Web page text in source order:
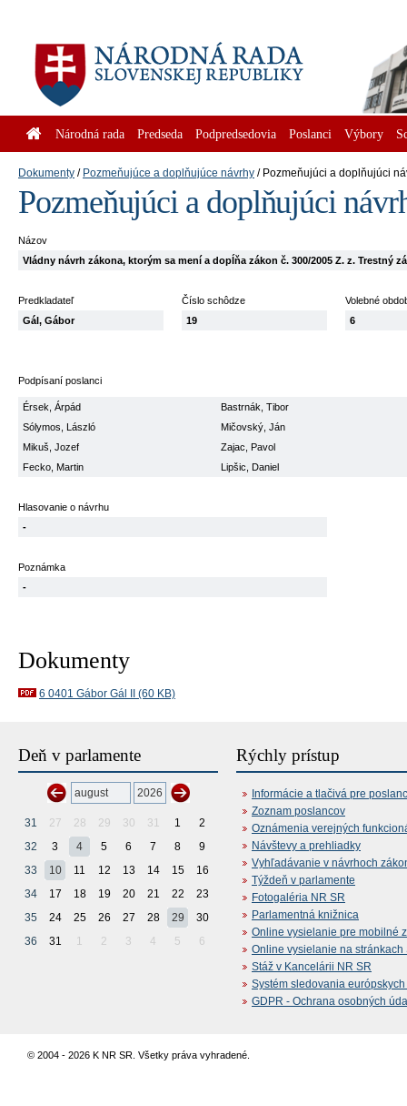
Národná rada Predseda Podpredsedovia Poslanci Výbory
Dokumenty Pozmeňujúce a doplňujúce návrhy Pozmeňujúci a doplňujúci
Pozmeňujúci a doplňujúci
Názov
Vládny návrh zákona, ktorým sa mení a dopĺňa zákon č. 300/2005 Z. z.
Predkladateľ
Gál, Gábor
Číslo schôdze
19
Volebné
6
Podpísaní poslanci
Érsek, Árpád
Bastrnák, Tibor
Sólymos, László
Mičovský, Ján
Mikuš, Jozef
Zajac, Pavol
Fecko, Martin
Lipšic, Daniel
Hlasovanie o návrhu
-
Poznámka
-
Dokumenty
6 0401 Gábor Gál II (60 KB)
Deň v parlamente
31 27 28 29 30 31 1
2
32
3 4 5 6 7 8
9
33
10 11 12 13 14 15
16
34
17 18 19 20 21 22
23
35
24 25 26 27 28 29
30
36
31 1 2 3 4 5 6
Rýchly prístup
Informácie a tlačivá pre
Zoznam poslancov
Oznámenia verejných
Návštevy a prehliadky
Vyhľadávanie v návrhoch
Týždeň v parlamente
Fotogaléria NR SR
Parlamentná knižnica
Online vysielanie pre mobilné
Online vysielanie na stránkach
Stáž v Kancelárii NR SR
Systém sledovania
GDPR - Ochrana osobných
© 2004 - 2026 K NR SR. Všetky práva vyhradené.